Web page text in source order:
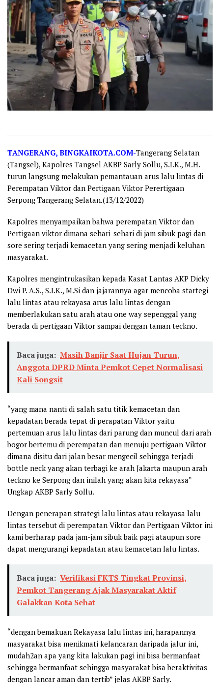
TANGERANG, BINGKAIKOTA.COM-Tangerang Selatan
(Tangsel), Kapolres Tangsel AKBP Sarly Sollu, S.I.K., M.H.
turun langsung melakukan pemantauan arus lalu lintas di
Perempatan Viktor dan Pertigaan Viktor Perertigaan
Serpong Tangerang Selatan.(13/12/2022)
Kapolres menyampaikan bahwa perempatan Viktor dan
Pertigaan viktor dimana sehari-sehari di jam sibuk pagi dan
sore sering terjadi kemacetan yang sering menjadi keluhan
masyarakat.
Kapolres mengintrukasikan kepada Kasat Lantas AKP Dicky
Dwi P. A.S., S.I.K., M.Si dan jajarannya agar mencoba startegi
lalu lintas atau rekayasa arus lalu lintas dengan
memberlakukan satu arah atau one way sepenggal yang
berada di pertigaan Viktor sampai dengan taman teckno.
Baca juga: Masih Banjir Saat Hujan Turun,
Anggota DPRD Minta Pemkot Cepet Normalisasi
Kali Songsit
“yang mana nanti di salah satu titik kemacetan dan
kepadatan berada tepat di perapatan Viktor yaitu
pertemuan arus lalu lintas dari parung dan muncul dari arah
bogor bertemu di perempatan dan menuju pertigaan Viktor
dimana disitu dari jalan besar mengecil sehingga terjadi
bottle neck yang akan terbagi ke arah Jakarta maupun arah
teckno ke Serpong dan inilah yang akan kita rekayasa”
Ungkap AKBP Sarly Sollu.
Dengan penerapan strategi lalu lintas atau rekayasa lalu
lintas tersebut di perempatan Viktor dan Pertigaan Viktor ini
kami berharap pada jam-jam sibuk baik pagi ataupun sore
dapat mengurangi kepadatan atau kemacetan lalu lintas.
Baca juga: Verifikasi FKTS Tingkat Provinsi,
Pemkot Tangerang Ajak Masyarakat Aktif
Galakkan Kota Sehat
“dengan bemakuan Rekayasa lalu lintas ini, harapannya
masyarakat bisa menikmati kelancaran daripada jalur ini,
mudah2an apa yang kita lakukan pagi ini bisa bermanfaat
sehingga bermanfaat sehingga masyarakat bisa beraktivitas
dengan lancar aman dan tertib” jelas AKBP Sarly.